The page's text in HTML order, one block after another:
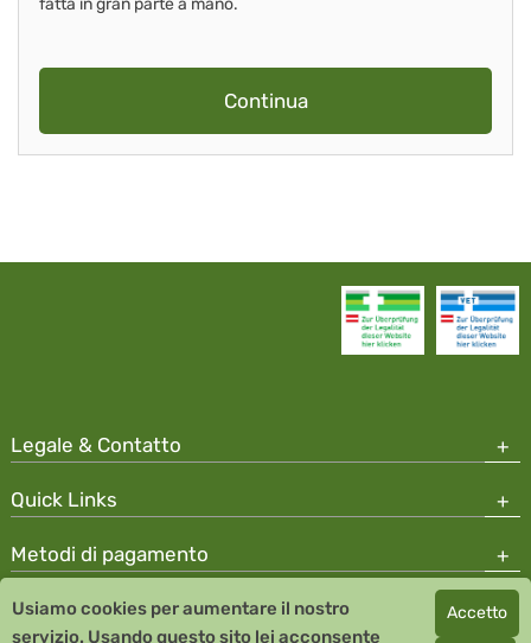
fatta in gran parte a mano.
Continua
Legale & Contatto
Quick Links
Metodi di pagamento
Copyright © 2026 Team Santé Salvator Apotheke
Usiamo cookies per aumentare il nostro
servizio. Usando questo sito lei acconsente
Accetto